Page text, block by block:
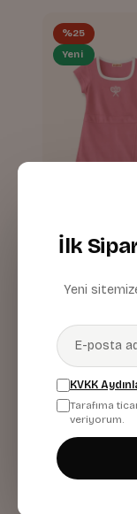
%25
Yeni
Kız Çocuk
Pembe
594,00
İlk
Yeni
KVKK
Tarafıma
veriyorum.